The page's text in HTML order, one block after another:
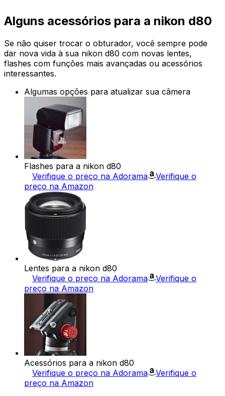
Alguns acessórios para a nikon d80
Se não quiser trocar o obturador, você sempre pode
dar nova vida à sua nikon d80 com novas lentes,
flashes com funções mais avançadas ou acessórios
interessantes.
Algumas opções para atualizar sua câmera
Flashes para a nikon d80
Verifique o preço na Adorama
Verifique o
preço na Amazon
Lentes para a nikon d80
Verifique o preço na Adorama
Verifique o
preço na Amazon
Acessórios para a nikon d80
Verifique o preço na Adorama
Verifique o
preço na Amazon